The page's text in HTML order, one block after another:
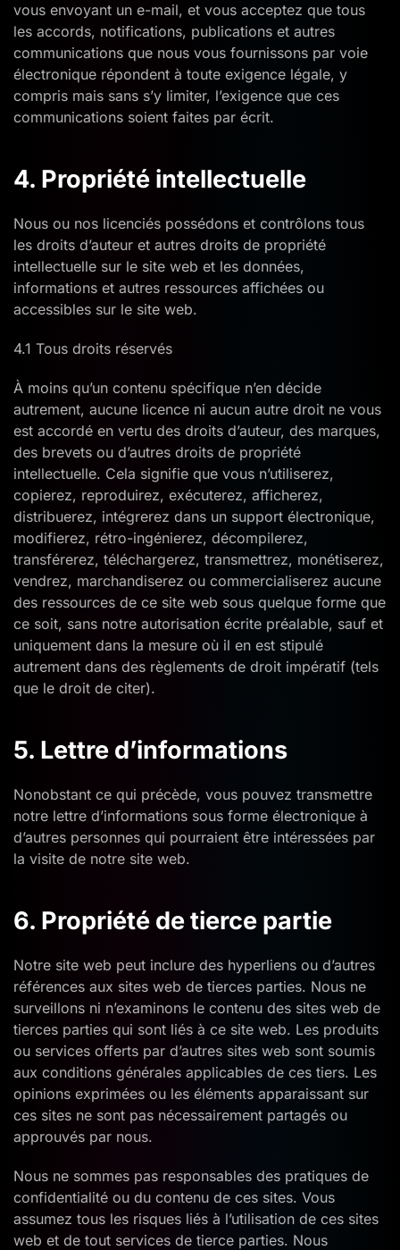
vous envoyant un e-mail, et vous acceptez que tous
les accords, notifications, publications et autres
communications que nous vous fournissons par voie
électronique répondent à toute exigence légale, y
compris mais sans s’y limiter, l’exigence que ces
communications soient faites par écrit.
4. Propriété intellectuelle
Nous ou nos licenciés possédons et contrôlons tous
les droits d’auteur et autres droits de propriété
intellectuelle sur le site web et les données,
informations et autres ressources affichées ou
accessibles sur le site web.
4.1 Tous droits réservés
À moins qu’un contenu spécifique n’en décide
autrement, aucune licence ni aucun autre droit ne vous
est accordé en vertu des droits d’auteur, des marques,
des brevets ou d’autres droits de propriété
intellectuelle. Cela signifie que vous n’utiliserez,
copierez, reproduirez, exécuterez, afficherez,
distribuerez, intégrerez dans un support électronique,
modifierez, rétro-ingénierez, décompilerez,
transférerez, téléchargerez, transmettrez, monétiserez,
vendrez, marchandiserez ou commercialiserez aucune
des ressources de ce site web sous quelque forme que
ce soit, sans notre autorisation écrite préalable, sauf et
uniquement dans la mesure où il en est stipulé
autrement dans des règlements de droit impératif (tels
que le droit de citer).
5. Lettre d’informations
Nonobstant ce qui précède, vous pouvez transmettre
notre lettre d’informations sous forme électronique à
d’autres personnes qui pourraient être intéressées par
la visite de notre site web.
6. Propriété de tierce partie
Notre site web peut inclure des hyperliens ou d’autres
références aux sites web de tierces parties. Nous ne
surveillons ni n’examinons le contenu des sites web de
tierces parties qui sont liés à ce site web. Les produits
ou services offerts par d’autres sites web sont soumis
aux conditions générales applicables de ces tiers. Les
opinions exprimées ou les éléments apparaissant sur
ces sites ne sont pas nécessairement partagés ou
approuvés par nous.
Nous ne sommes pas responsables des pratiques de
confidentialité ou du contenu de ces sites. Vous
assumez tous les risques liés à l’utilisation de ces sites
web et de tout services de tierce parties. Nous